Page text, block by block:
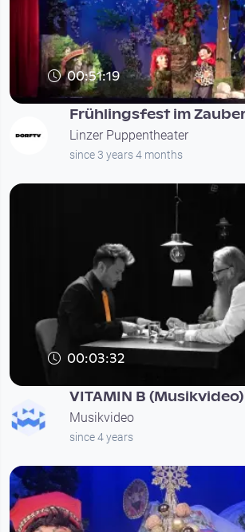
00:51:19
Frühlingsfest im
Linzer Puppentheater
since 3 years 4 months
00:03:32
VITAMIN B (Musikvideo)
Musikvideo
since 4 years